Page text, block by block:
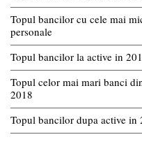
Topul bancilor cu cele mai
personale
Topul bancilor la active in
Topul celor mai mari banci
2018
Topul bancilor dupa active in